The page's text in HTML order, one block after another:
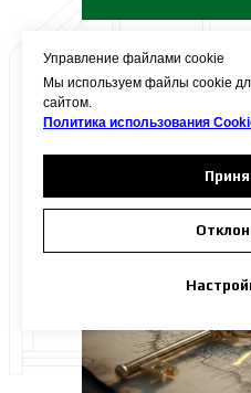
Аренда земли
Управление файлами cookie
Мы используем файлы cookie
сайтом.
Политика использования